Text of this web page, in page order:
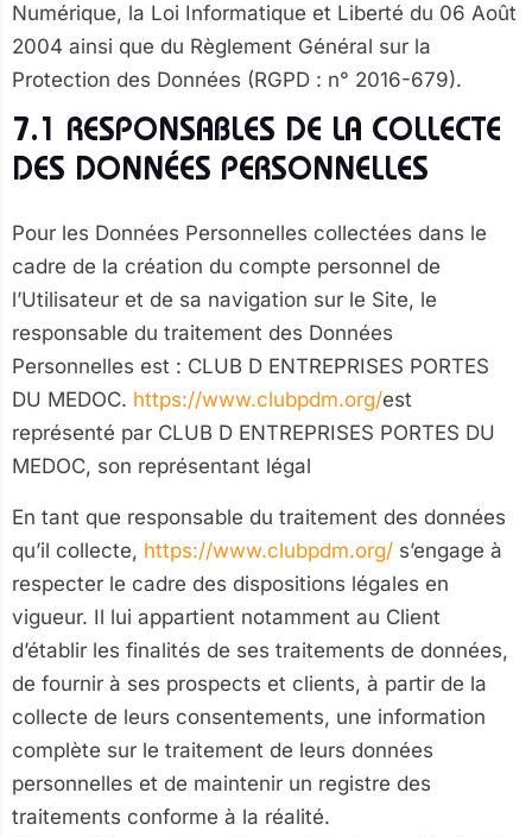
Numérique, la Loi Informatique et Liberté du 06 Août
2004 ainsi que du Règlement Général sur la
Protection des Données (RGPD : n° 2016-679).
7.1 RESPONSABLES DE LA COLLECTE
DES DONNÉES PERSONNELLES
Pour les Données Personnelles collectées dans le
cadre de la création du compte personnel de
l’Utilisateur et de sa navigation sur le Site, le
responsable du traitement des Données
Personnelles est : CLUB D ENTREPRISES PORTES
DU MEDOC. https://www.clubpdm.org/est
représenté par CLUB D ENTREPRISES PORTES DU
MEDOC, son représentant légal
En tant que responsable du traitement des données
qu’il collecte, https://www.clubpdm.org/ s’engage à
respecter le cadre des dispositions légales en
vigueur. Il lui appartient notamment au Client
d’établir les finalités de ses traitements de données,
de fournir à ses prospects et clients, à partir de la
collecte de leurs consentements, une information
complète sur le traitement de leurs données
personnelles et de maintenir un registre des
traitements conforme à la réalité.